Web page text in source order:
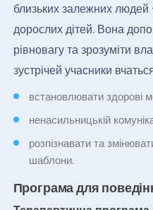
близьких залежних людей
дорослих дітей. Вона
рівновагу та зрозуміти
зустрічей учасники
встановлювати здорові
ненасильницькій
розпізнавати та
шаблони.
Програма для